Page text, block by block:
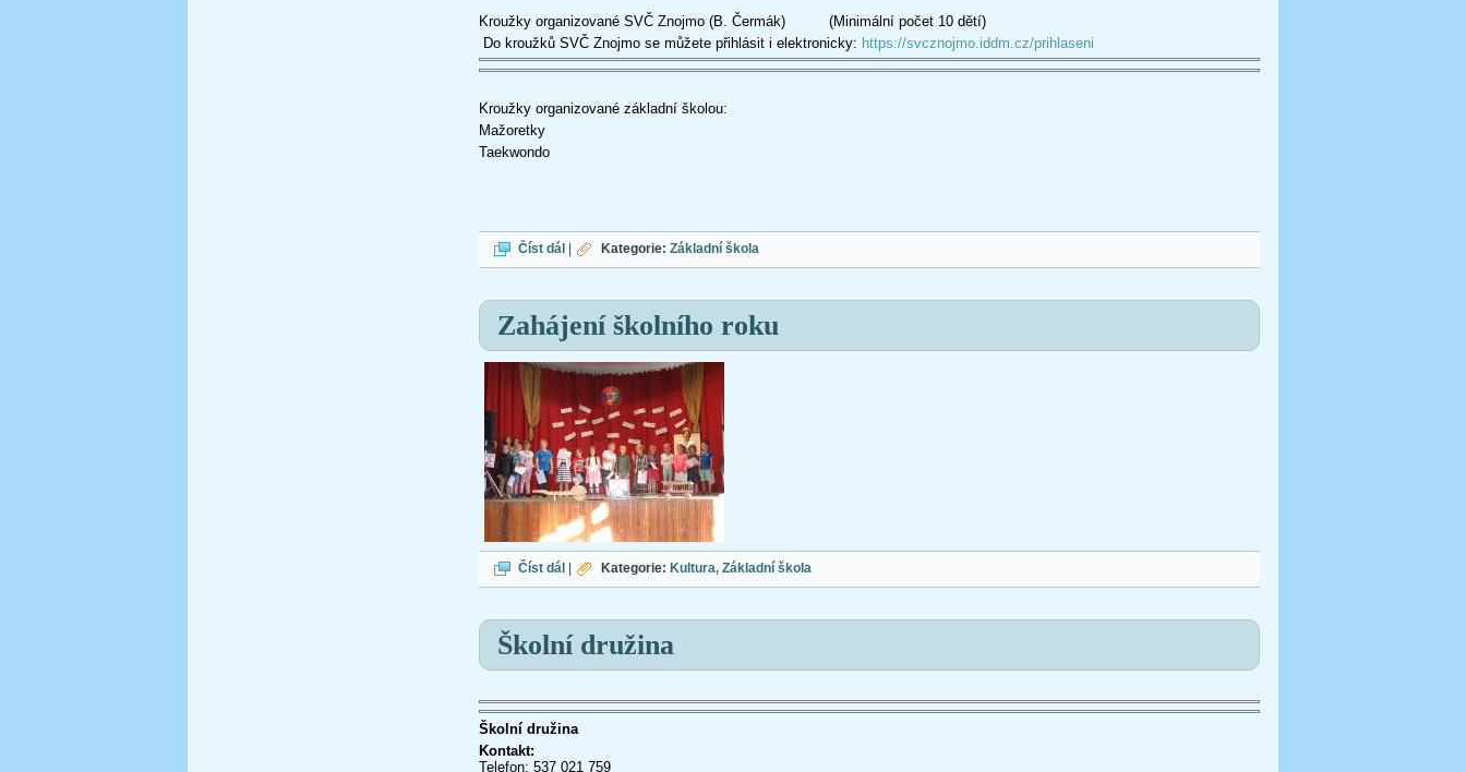
Kroužky organizované SVČ Znojmo (B. Čermák) (Minimální počet 10 dětí)
Do kroužků SVČ Znojmo se můžete přihlásit i elektronicky: https://svcznojmo.iddm.cz/prihlaseni
Kroužky organizované základní školou:
Mažoretky
Taekwondo
Číst dál Zájmové kroužky
Kategorie: Základní škola
Zahájení školního roku
Číst dál Zahájení školního roku
Kategorie: Kultura Základní škola
Školní družina
Školní družina
Kontakt:
Telefon: 537 021 759